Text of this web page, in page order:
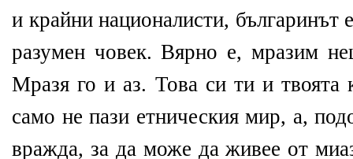
и крайни националисти, българинът
разумен човек. Вярно е, мразим
Мразя го и аз. Това си ти и твоята
само не пази етническия мир, а,
вражда, за да може да живее от